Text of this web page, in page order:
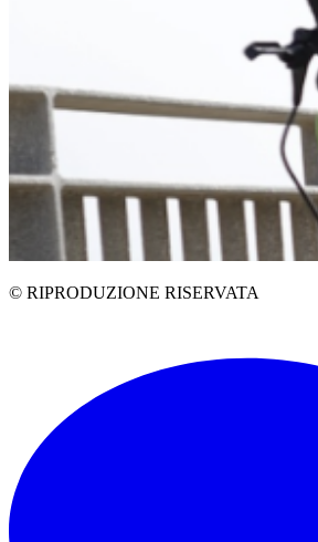
© RIPRODUZIONE RISERVATA